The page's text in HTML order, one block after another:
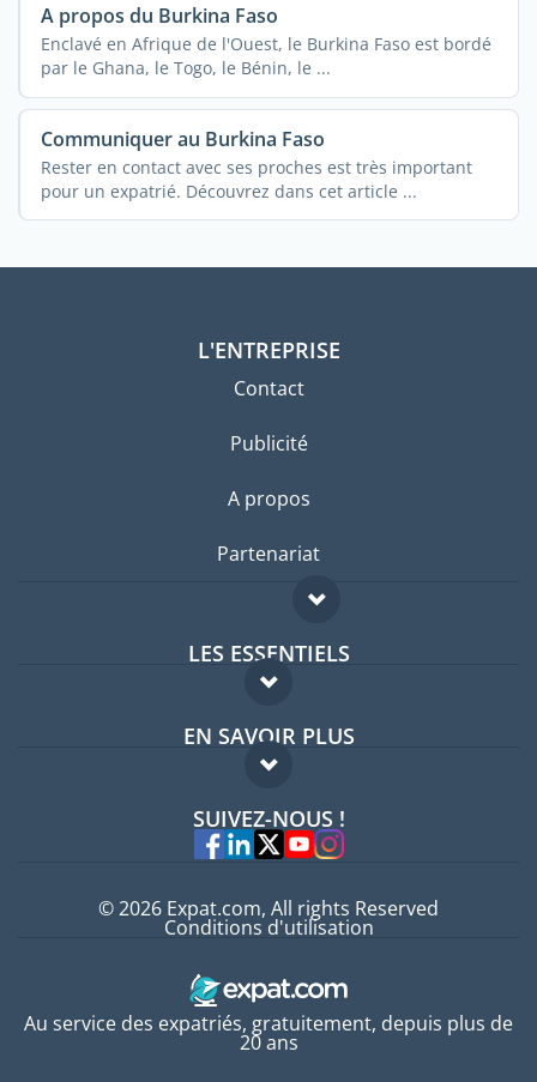
A propos du Burkina Faso
Enclavé en Afrique de l'Ouest, le Burkina Faso est bordé
par le Ghana, le Togo, le Bénin, le ...
Communiquer au Burkina Faso
Rester en contact avec ses proches est très important
pour un expatrié. Découvrez dans cet article ...
L'ENTREPRISE
Contact
Publicité
A propos
Partenariat
LES ESSENTIELS
Forum expatriés
Guides pays
EN SAVOIR PLUS
FAQ
Experts
SUIVEZ-NOUS !
Au service des expatriés, gratuitement, depuis plus de
20 ans
© 2026 Expat.com, All rights Reserved
Conditions d'utilisation